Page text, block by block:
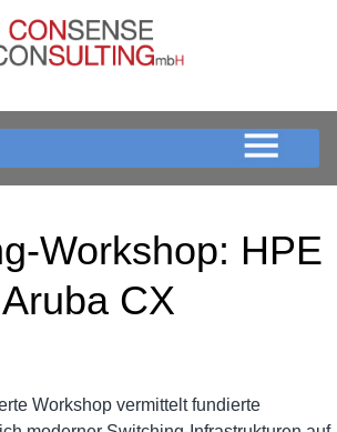
Workshop: HPE
Aruba CX
Workshop vermittelt fundierte